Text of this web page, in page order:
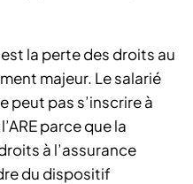
la perte des droits au
majeur. Le salarié
peut pas s’inscrire à
parce que la
à l’assurance
du dispositif